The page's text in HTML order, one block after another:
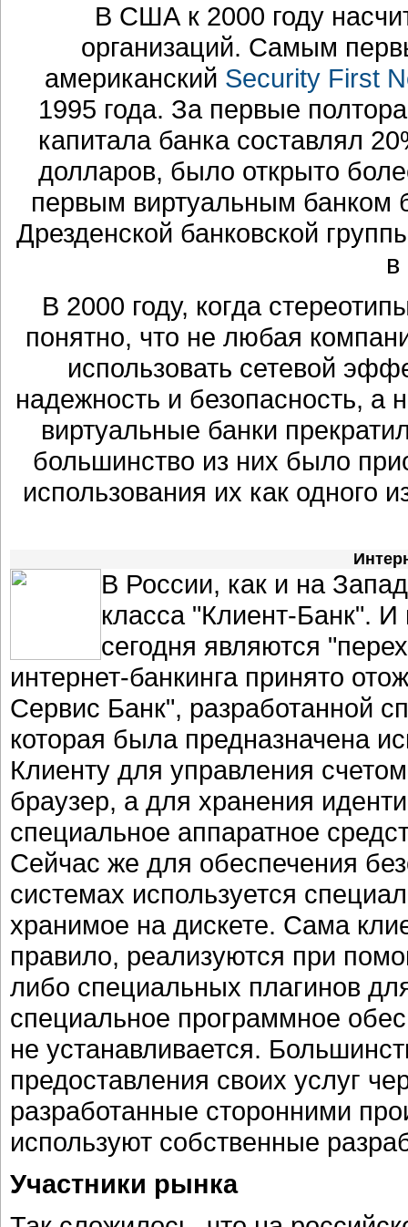
В США к 2000 году
организаций. Самым
американский Security First
1995 года. За первые
капитала банка составлял
долларов, было открыто
первым виртуальным
Дрезденской банковской
в
В 2000 году, когда
понятно, что не любая
использовать сетевой
надежность и безопасность, а
виртуальные банки
большинство из них было
использования их как одного
В России, как и на
класса "Клиент-Банк".
сегодня являются
интернет-банкинга принято
Сервис Банк", разработанной
которая была предназначена
Клиенту для управления
браузер, а для хранения
специальное аппаратное
Сейчас же для обеспечения
системах используется
хранимое на дискете. Сама
правило, реализуются при
либо специальных плагинов
специальное программное
не устанавливается.
предоставления своих услуг
разработанные сторонними
используют собственные
Участники рынка